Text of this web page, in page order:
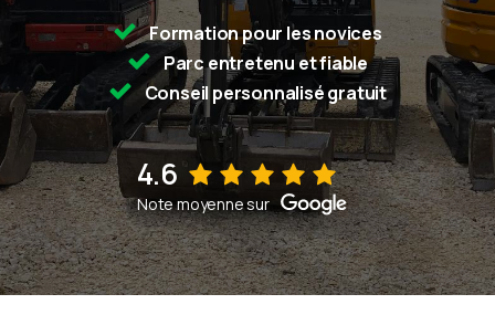
09 79 56 97 57Formation pour les novices
Parc entretenu et fiable
Conseil personnalisé gratuit
Voir sur la fiche d'établissement Google
4.6
Note moyenne sur